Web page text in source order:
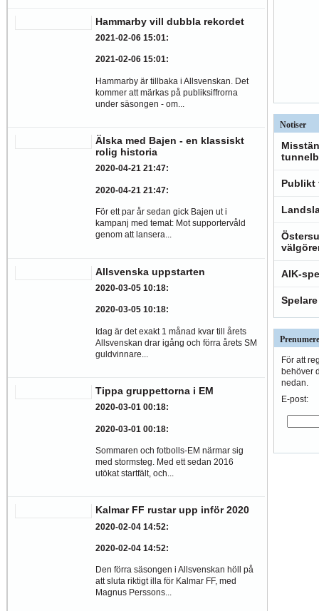
Hammarby vill dubbla rekordet
2021-02-06 15:01:
2021-02-06 15:01:
Hammarby är tillbaka i Allsvenskan. Det
kommer att märkas på publiksiffrorna
under säsongen - om...
Älska med Bajen - en klassiskt
rolig historia
2020-04-21 21:47:
2020-04-21 21:47:
För ett par år sedan gick Bajen ut i
kampanj med temat: Mot supportervåld
genom att lansera...
Allsvenska uppstarten
2020-03-05 10:18:
2020-03-05 10:18:
Idag är det exakt 1 månad kvar till årets
Allsvenskan drar igång och förra årets SM
guldvinnare...
Tippa gruppettorna i EM
2020-03-01 00:18:
2020-03-01 00:18:
Sommaren och fotbolls-EM närmar sig
med stormsteg. Med ett sedan 2016
utökat startfält, och...
Kalmar FF rustar upp inför 2020
2020-02-04 14:52:
2020-02-04 14:52:
Den förra säsongen i Allsvenskan höll på
att sluta riktigt illa för Kalmar FF, med
Magnus Perssons...
Notiser
Publikt
AIK-
För att
behöver
nedan.
E-post: